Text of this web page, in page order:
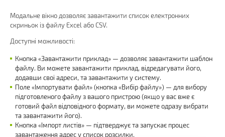
Модальне вікно дозволяє завантажити список електронних
скриньок із файлу Excel або CSV.
Доступні можливості:
Кнопка «Завантажити приклад» — дозволяє завантажити шаблон
файлу. Ви можете завантажити приклад, відредагувати його,
додавши свої адреси, та завантажити у систему.
Поле «Імпортувати файл» (кнопка «Вибір файлу») — для вибору
підготовленого файлу з вашого пристрою (якщо у вас вже є
готовий файл відповідного формату, ви можете одразу вибрати
та завантажити його).
Кнопка «Імпорт листів» — підтверджує та запускає процес
завантаження адрес у список розсилки.